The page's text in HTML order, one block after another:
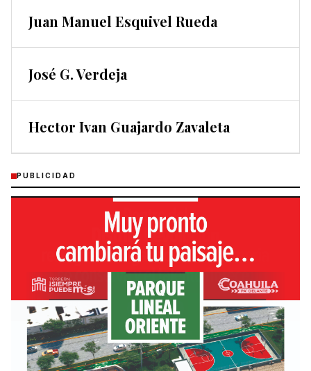
Juan Manuel Esquivel Rueda
José G. Verdeja
Hector Ivan Guajardo Zavaleta
PUBLICIDAD